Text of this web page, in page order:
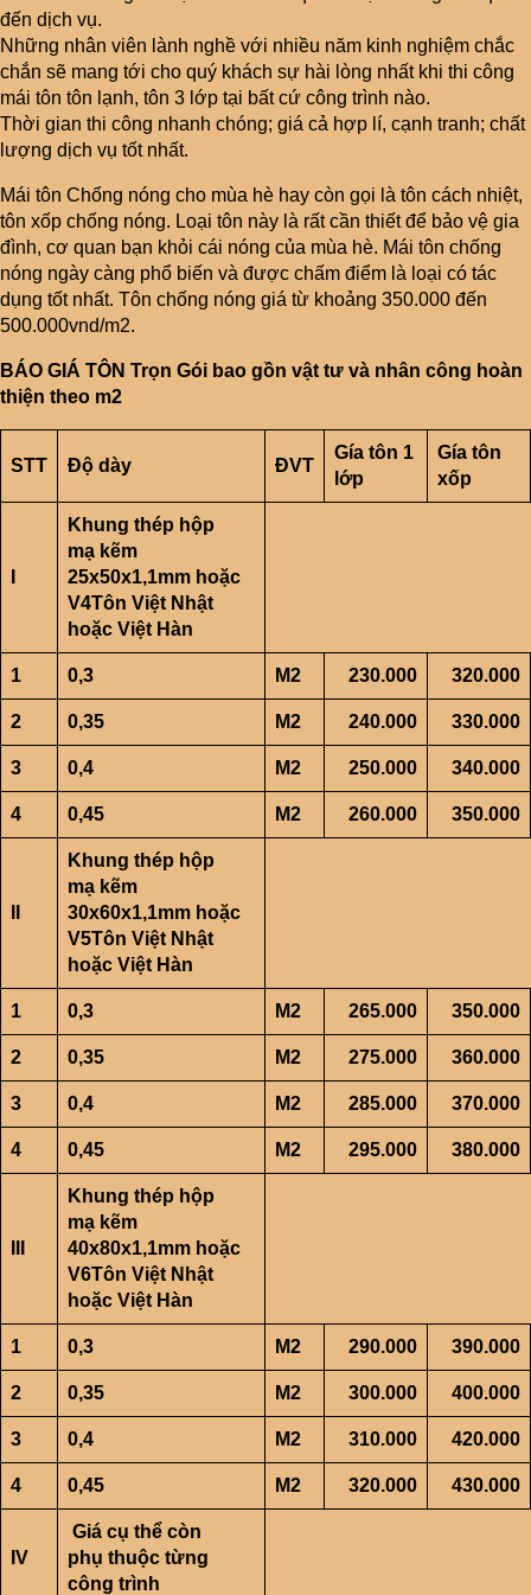
đến dịch vụ.
Những nhân viên lành nghề với nhiều năm kinh nghiệm chắc
chắn sẽ mang tới cho quý khách sự hài lòng nhất khi thi công
mái tôn tôn lạnh, tôn 3 lớp tại bất cứ công trình nào.
Thời gian thi công nhanh chóng; giá cả hợp lí, cạnh tranh; chất
lượng dịch vụ tốt nhất.
Mái tôn Chống nóng cho mùa hè hay còn gọi là tôn cách nhiệt,
tôn xốp chống nóng. Loại tôn này là rất cần thiết để bảo vệ gia
đình, cơ quan bạn khỏi cái nóng của mùa hè. Mái tôn chống
nóng ngày càng phổ biến và được chấm điểm là loại có tác
dụng tốt nhất. Tôn chống nóng giá từ khoảng 350.000 đến
500.000vnd/m2.
BÁO GIÁ TÔN Trọn Gói bao gồn vật tư và nhân công hoàn
thiện theo m2
STT Độ dày ĐVT
Gía tôn 1
ớp
Gía tôn
xốp
Khung thép hộp
mạ kẽm
25x50x1,1mm hoặc
V4Tôn Việt Nhật
hoặc Việt Hàn
1 0,3 M2 230.000 320.000
2 0,35 M2 240.000 330.000
3 0,4 M2 250.000 340.000
4 0,45 M2 260.000 350.000
Khung thép hộp
mạ kẽm
30x60x1,1mm hoặc
V5Tôn Việt Nhật
hoặc Việt Hàn
1 0,3 M2 265.000 350.000
2 0,35 M2 275.000 360.000
3 0,4 M2 285.000 370.000
4 0,45 M2 295.000 380.000
Khung thép hộp
mạ kẽm
40x80x1,1mm hoặc
V6Tôn Việt Nhật
hoặc Việt Hàn
1 0,3 M2 290.000 390.000
2 0,35 M2 300.000 400.000
3 0,4 M2 310.000 420.000
4 0,45 M2 320.000 430.000
IV
Giá cụ thể còn
phụ thuộc từng
công trình